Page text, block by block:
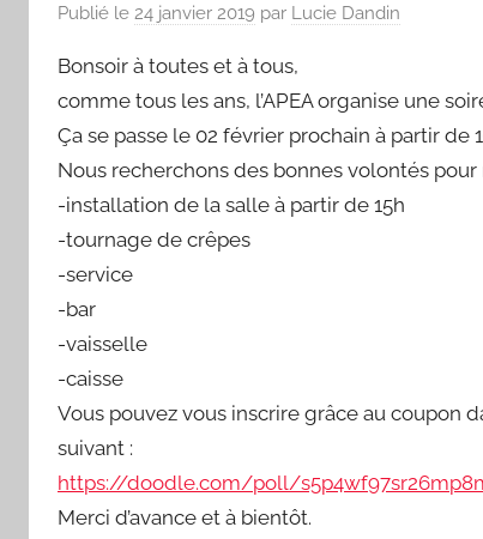
Publié le 24 janvier 2019 par Lucie Dandin
Bonsoir à toutes et à tous,
comme tous les ans, l’APEA organise une
Ça se passe le 02 février prochain à partir de
Nous recherchons des bonnes volontés pour
-installation de la salle à partir de 15h
-tournage de crêpes
-service
-bar
-vaisselle
-caisse
Vous pouvez vous inscrire grâce au coupon
suivant :
https://doodle.com/poll/
Merci d’avance et à bientôt.